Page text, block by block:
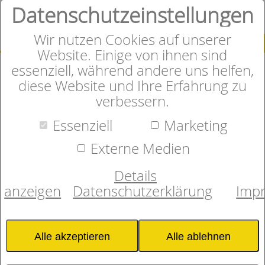
SUCHE
0
Datenschutzeinstellungen
Wir nutzen Cookies auf unserer
Website. Einige von ihnen sind
essenziell, während andere uns helfen,
diese Website und Ihre Erfahrung zu
verbessern.
Essenziell
Marketing
Externe Medien
Details
anzeigen
Datenschutzerklärung
Alle akzeptieren Alle ablehnen
Herzlich Willkommen im
Online-Shop
Sie sorgfältig ausgewählte
Matratzen, Bettwaren und